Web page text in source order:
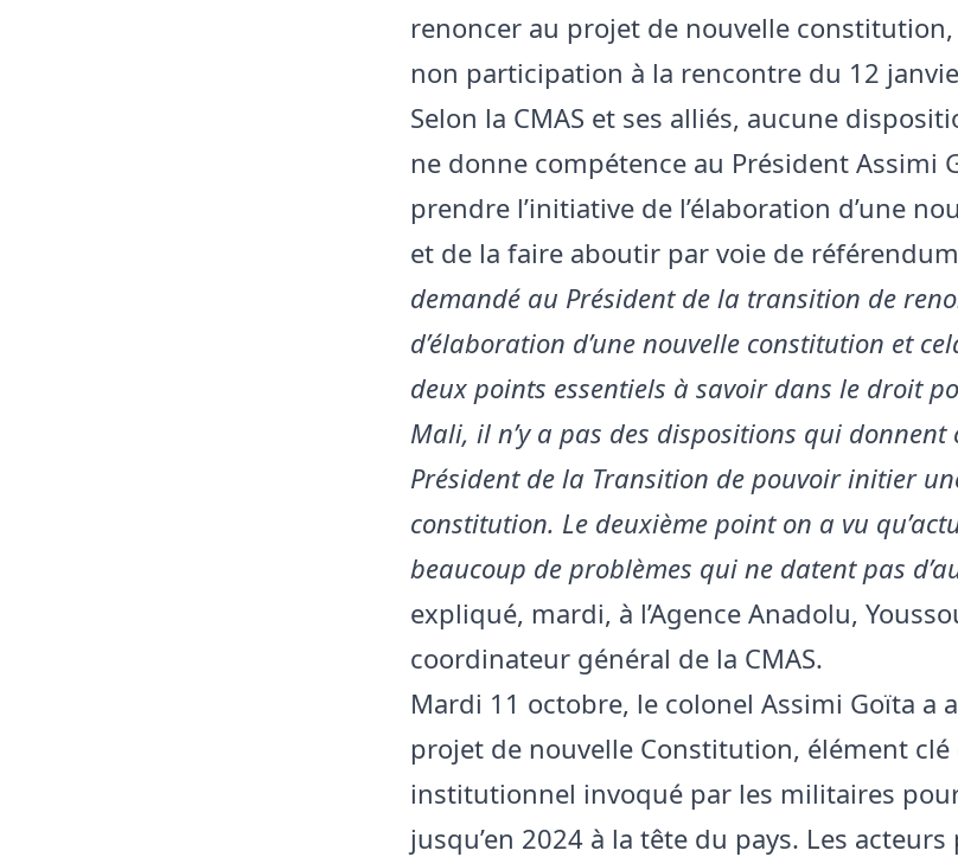
renoncer au projet de nouvelle constitution,
non participation à la rencontre du 12
Selon la CMAS et ses alliés, aucune
ne donne compétence au Président Assimi
prendre l’initiative de l’élaboration d’une
et de la faire aboutir par voie de
demandé au Président de la transition de
d’élaboration d’une nouvelle constitution et
deux points essentiels à savoir dans le droit
Mali, il n’y a pas des dispositions qui donnent
Président de la Transition de pouvoir initier
constitution. Le deuxième point on a vu
beaucoup de problèmes qui ne datent pas
expliqué, mardi, à l’Agence Anadolu,
coordinateur général de la CMAS.
Mardi 11 octobre, le colonel Assimi Goïta a
projet de nouvelle Constitution, élément
institutionnel invoqué par les militaires
jusqu’en 2024 à la tête du pays. Les